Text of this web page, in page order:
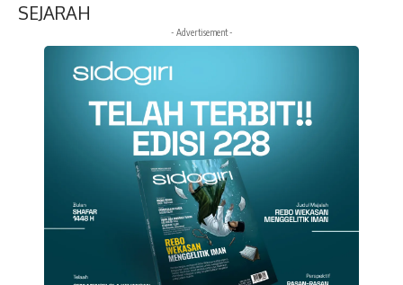
SEJARAH
- Advertisement -